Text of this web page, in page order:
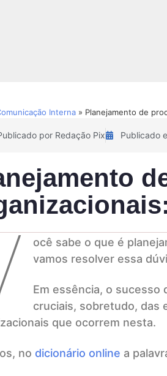
Interna » Planejamento de
por Redação Pix Publicado
ocê sabe o que é
vamos resolver essa
Em essência, o sucesso
cruciais, sobretudo, das
que ocorrem nesta.
no dicionário online a